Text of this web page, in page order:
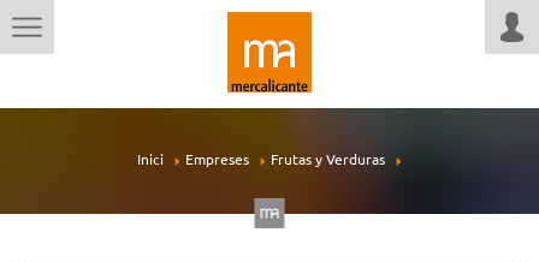
Inici Empreses Frutas y Verduras